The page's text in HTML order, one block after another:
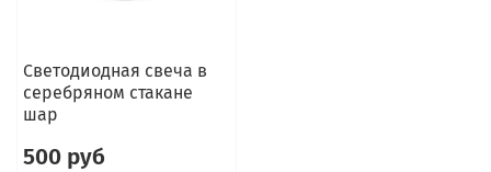
Светодиодная свеча в
серебряном стакане
шар
500 руб